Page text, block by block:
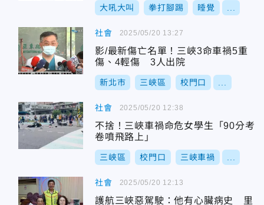
大吼大叫 拳打腳踢 睡覺
社會
影/最新傷亡名單！三峽3命車禍5重
傷、4輕傷 3人出院
新北市 三峽區 校門口
2025/05/20 13:27
社會
不捨！三峽車禍命危女學生「90分考
卷噴飛路上」
三峽區 校門口 三峽車禍
2025/05/20 12:38
社會
護航三峽惡駕駛：他有心臟病史 里
2025/05/20 12:13